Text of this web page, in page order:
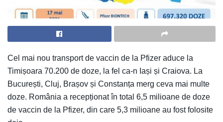
Cel mai nou transport de vaccin de la Pfizer aduce la
Timișoara 70.200 de doze, la fel ca-n Iași și Craiova. La
București, Cluj, Brașov și Constanța merg ceva mai multe
doze. România a recepționat în total 6,5 milioane de doze
de vaccin de la Pfizer, din care 5,3 milioane au fost folosite